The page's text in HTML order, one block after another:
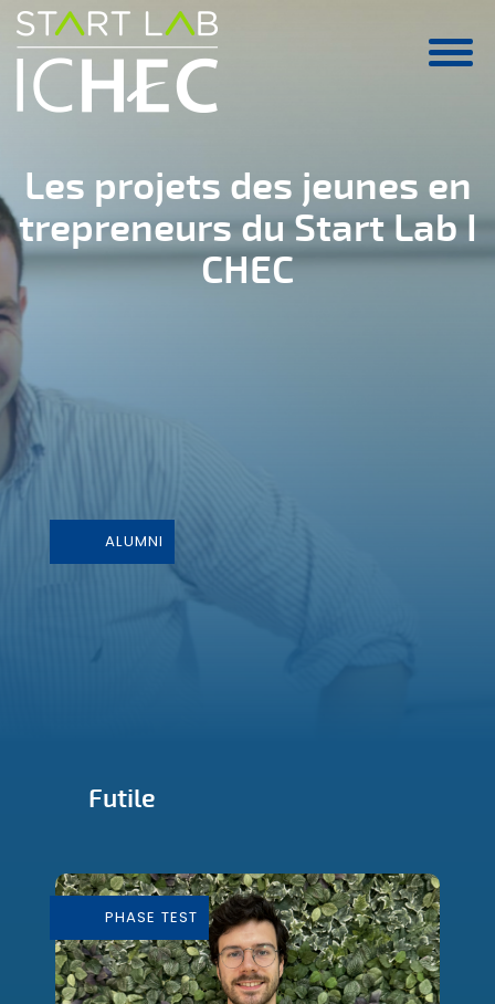
Aller au contenu principal
Les projets des jeunes en
trepreneurs du Start Lab I
CHEC
ALUMNI
Futile
durable
En savoir plus
PHASE TEST